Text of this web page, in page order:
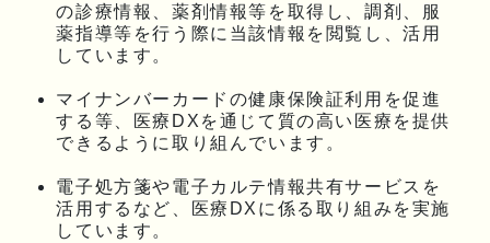
の診療情報、薬剤情報等を取得し、調剤、服
薬指導等を行う際に当該情報を閲覧し、活用
しています。
マイナンバーカードの健康保険証利用を促進
する等、医療DXを通じて質の高い医療を提供
できるように取り組んでいます。
電子処方箋や電子カルテ情報共有サービスを
活用するなど、医療DXに係る取り組みを実施
しています。